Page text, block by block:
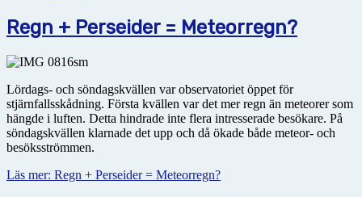
Regn + Perseider = Meteorregn?
Lördags- och söndagskvällen var observatoriet öppet för
stjärnfallsskådning. Första kvällen var det mer regn än meteorer som
hängde i luften. Detta hindrade inte flera intresserade besökare. På
söndagskvällen klarnade det upp och då ökade både meteor- och
besöksströmmen.
Läs mer: Regn + Perseider = Meteorregn?